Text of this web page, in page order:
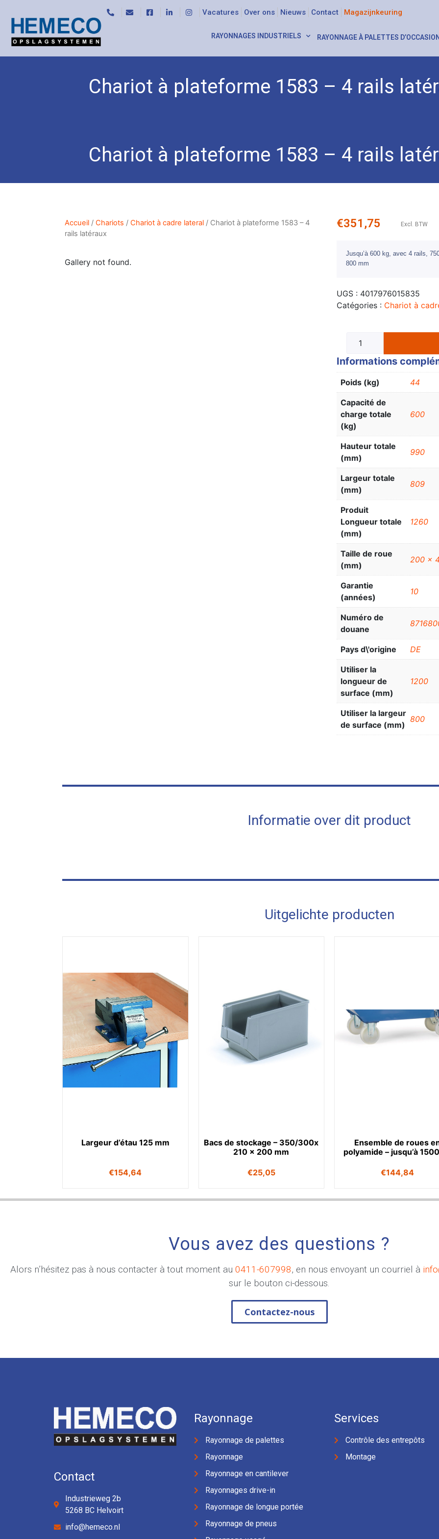
Vacatures Over ons Nieuws Contact Magazijnkeuring
RAYONNAGES INDUSTRIELS RAYONNAGE À PALETTES
Chariot à plateforme 1583 – 4 rails
Chariot à plateforme 1583 – 4 rails
Accueil / Chariots / Chariot à cadre lateral / Chariot à plateforme 1583 – 4
rails latéraux
Gallery not found.
€351,75 Excl. BTW
Jusqu’à 600 kg, avec 4 rails,
800 mm
UGS : 4017976015835
Catégories : Chariot à
Informations
Poids (kg) 44
Capacité de
charge totale
(kg)
600
Hauteur totale
(mm)
990
Largeur totale
(mm)
809
Produit
Longueur totale
(mm)
1260
Taille de roue
(mm)
200 x
Garantie
(années)
10
Numéro de
douane
Pays d\'origine DE
Utiliser la
longueur de
surface (mm)
1200
Utiliser la largeur
de surface (mm)
800
Informatie over dit product
Uitgelichte producten
Largeur d’étau 125 mm
€154,64
Bacs de stockage – 350/300x
210 x 200 mm
€25,05
Ensemble de roues
polyamide – jusqu’à
€144,84
Vous avez des questions ?
Alors n’hésitez pas à nous contacter à tout moment au 0411-607998, en nous envoyant un courriel à
sur le bouton ci-dessous.
Contactez-nous
Contact
Industrieweg 2b
5268 BC Helvoirt
info@hemeco.nl
Rayonnage
Rayonnage de palettes
Rayonnage
Rayonnage en cantilever
Rayonnages drive-in
Rayonnage de longue portée
Rayonnage de pneus
Services
Contrôle des entrepôts
Montage